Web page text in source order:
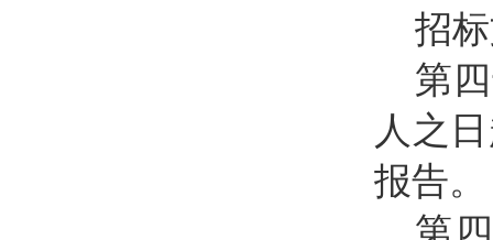
招
第
人之
报告。
第